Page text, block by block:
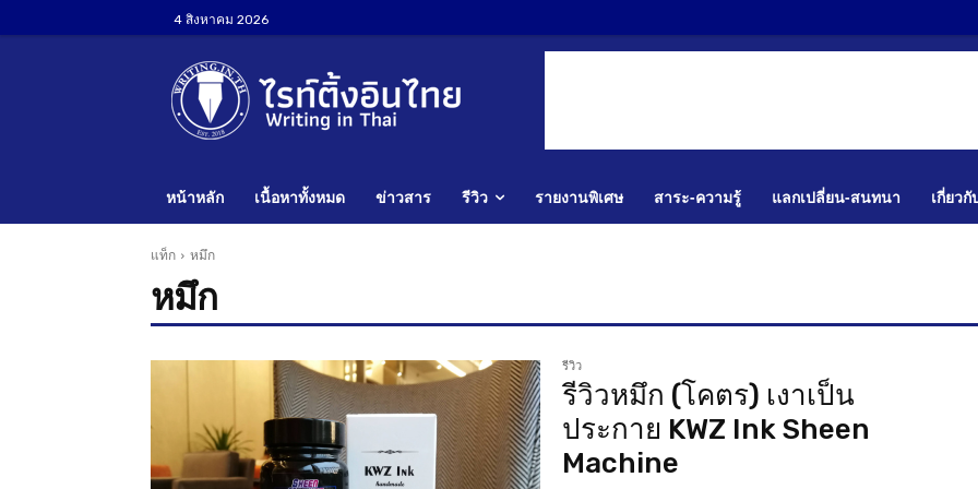
4 สิงหาคม 2026
หน้าหลัก เนื้อหาทั้งหมด ข่าวสาร รีวิว รายงานพิเศษ สาระ-ความรู้ แลกเปลี่ยน-สนทนา เกี่ยวกั
แท็ก หมึก
หมึก
รีวิว
รีวิวหมึก (โคตร) เงาเป็น
ประกาย KWZ Ink Sheen
Machine